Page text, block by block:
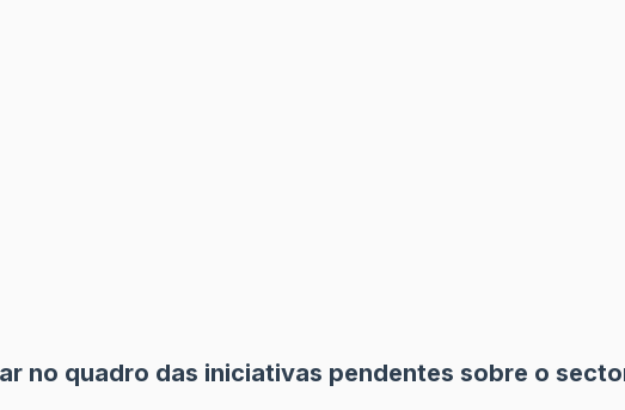
no quadro das iniciativas pendentes sobre o